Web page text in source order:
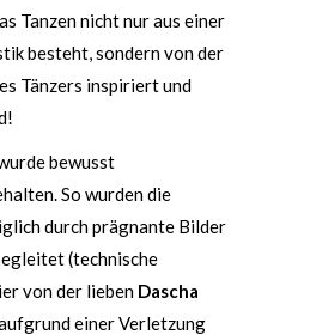
Tanzen nicht nur aus einer
besteht, sondern von der
Tänzers inspiriert und
bewusst
So wurden die
durch prägnante Bilder
(technische
von der lieben Dascha
einer Verletzung